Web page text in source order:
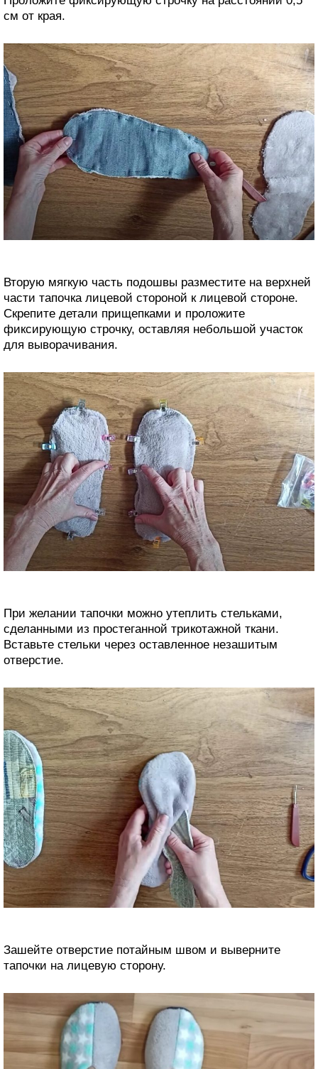
см от края.
Вторую мягкую часть подошвы разместите на верхней
части тапочка лицевой стороной к лицевой стороне.
Скрепите детали прищепками и проложите
фиксирующую строчку, оставляя небольшой участок
для выворачивания.
При желании тапочки можно утеплить стельками,
сделанными из простеганной трикотажной ткани.
Вставьте стельки через оставленное незашитым
отверстие.
Зашейте отверстие потайным швом и выверните
тапочки на лицевую сторону.